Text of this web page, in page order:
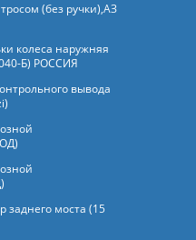
(без ручки),АЗ
колеса наружняя
Б) РОССИЯ
вывода
заднего моста (15